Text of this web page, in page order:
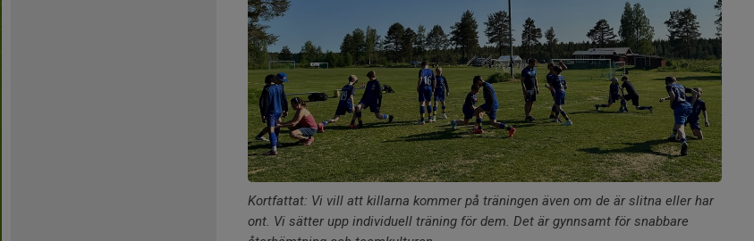
Kortfattat: Vi vill att killarna kommer på träningen även om de är slitna eller har
ont. Vi sätter upp individuell träning för dem. Det är gynnsamt för snabbare